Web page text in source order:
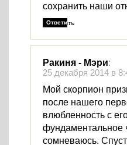
сохранить наши
Ответить
Ракиня - Мэри:
25 декабря 2014 в
Мой скорпион
после нашего
влюбленность с
фундаментальное
сомневаюсь.